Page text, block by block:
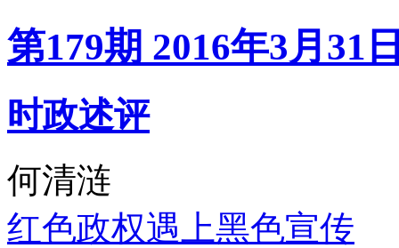
第179期 2016年3月31
时政述评
何清涟
红色政权遇上黑色宣传